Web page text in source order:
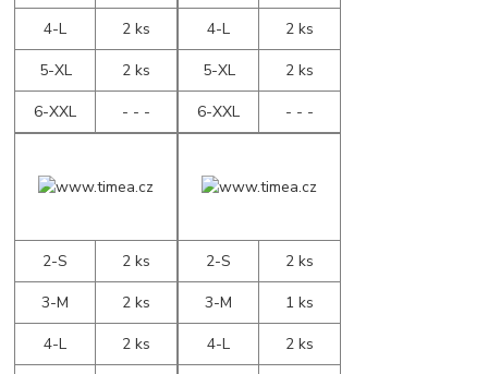
4-L
2 ks
5-XL
2 ks
6-XXL
- - -
4-L
2 ks
5-XL
2 ks
6-XXL
- - -
2-S
2 ks
3-M
2 ks
4-L
2 ks
2-S
2 ks
3-M
1 ks
4-L
2 ks